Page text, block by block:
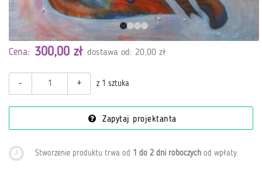
Cena: 300,00 zł dostawa od: 20,00 zł
- + z 1 sztuka
Zapytaj projektanta
Stworzenie produktu trwa od 1 do 2 dni roboczych od wpłaty.